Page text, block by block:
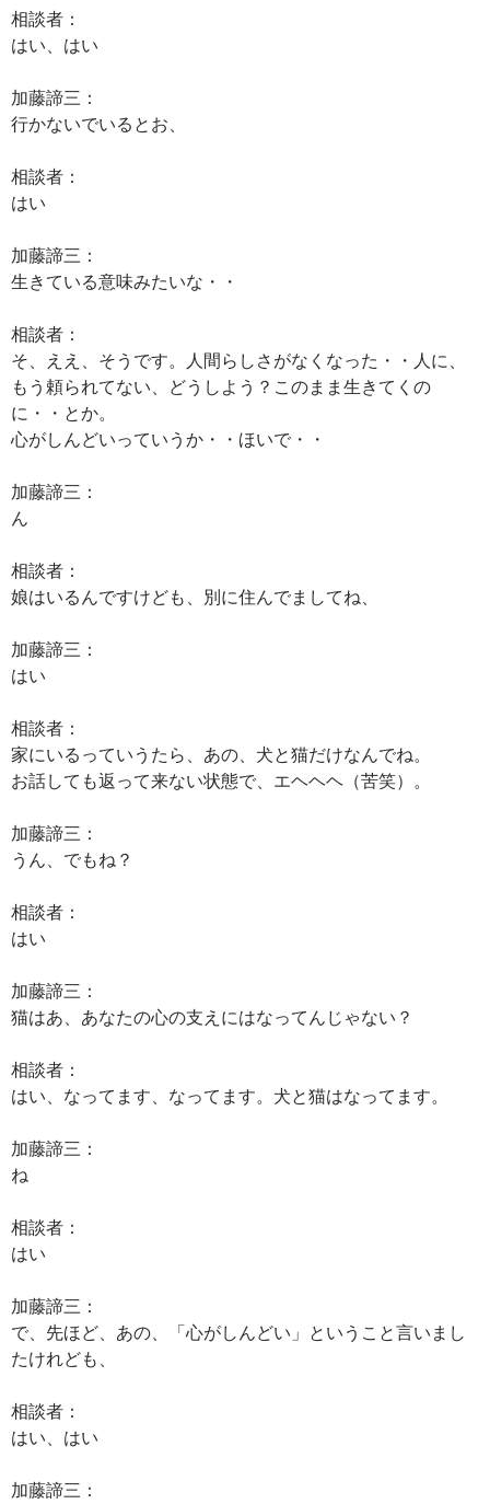
相談者：
はい、はい
加藤諦三：
行かないでいるとお、
相談者：
はい
加藤諦三：
生きている意味みたいな・・
相談者：
そ、ええ、そうです。人間らしさがなくなった・・人に、
もう頼られてない、どうしよう？このまま生きてくの
に・・とか。
心がしんどいっていうか・・ほいで・・
加藤諦三：
ん
相談者：
娘はいるんですけども、別に住んでましてね、
加藤諦三：
はい
相談者：
家にいるっていうたら、あの、犬と猫だけなんでね。
お話しても返って来ない状態で、エヘヘヘ（苦笑）。
加藤諦三：
うん、でもね？
相談者：
はい
加藤諦三：
猫はあ、あなたの心の支えにはなってんじゃない？
相談者：
はい、なってます、なってます。犬と猫はなってます。
加藤諦三：
ね
相談者：
はい
加藤諦三：
で、先ほど、あの、「心がしんどい」ということ言いまし
たけれども、
相談者：
はい、はい
加藤諦三：